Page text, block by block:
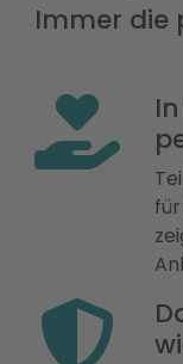
Immer die